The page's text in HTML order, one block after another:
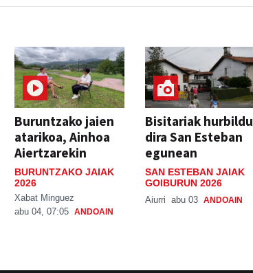
Buruntzako jaien
atarikoa, Ainhoa
Aiertzarekin
BURUNTZAKO JAIAK
2026
Xabat Minguez
abu 04, 07:05 ANDOAIN
Bisitariak hurbildu
dira San Esteban
egunean
SAN ESTEBAN JAIAK
GOIBURUN 2026
Aiurri abu 03 ANDOAIN